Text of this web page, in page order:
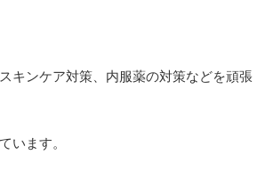
キンケア対策、内服薬の対策などを頑張
います。